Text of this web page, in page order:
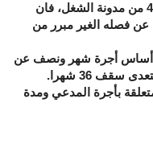
حيث إنه بالرجوع إلى مقتضيات المادة 41 من مدونة الشغل، فان
عن فصله الغير مبرر من
أساس أجرة شهر ونصف عن
36 شهرا.
بأجرة المدعي ومدة